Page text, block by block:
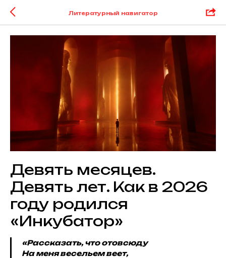
Литературный навигатор
Девять месяцев.
Девять лет. Как в 2026
году родился
«Инкубатор»
«Рассказать, что отовсюду
На меня весельем веет,